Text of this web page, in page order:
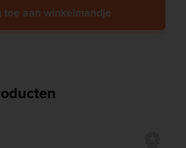
toe aan winkelmandje